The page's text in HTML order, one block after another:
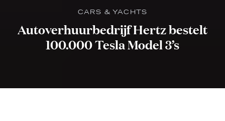
CARS & YACHTS
Autoverhuurbedrijf Hertz bestelt
100.000 Tesla Model 3’s